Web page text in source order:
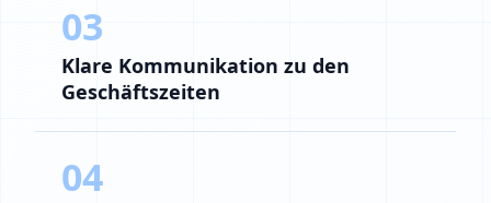
03
Klare Kommunikation zu den
Geschäftszeiten
04